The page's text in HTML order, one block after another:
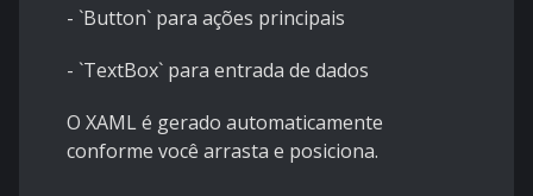
- `Button` para ações principais
- `TextBox` para entrada de dados
O XAML é gerado automaticamente
conforme você arrasta e posiciona.